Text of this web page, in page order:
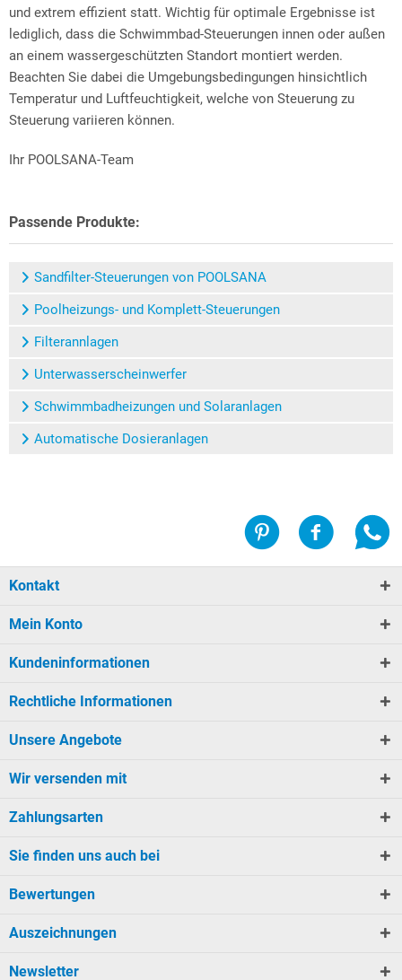
und extrem effizient statt. Wichtig für optimale Ergebnisse ist
lediglich, dass die Schwimmbad-Steuerungen innen oder außen
an einem wassergeschützten Standort montiert werden.
Beachten Sie dabei die Umgebungsbedingungen hinsichtlich
Temperatur und Luftfeuchtigkeit, welche von Steuerung zu
Steuerung variieren können.
Ihr POOLSANA-Team
Passende Produkte:
Sandfilter-Steuerungen von POOLSANA
Poolheizungs- und Komplett-Steuerungen
Filterannlagen
Unterwasserscheinwerfer
Schwimmbadheizungen und Solaranlagen
Automatische Dosieranlagen
Kontakt
Mein Konto
Kundeninformationen
Rechtliche Informationen
Unsere Angebote
Wir versenden mit
Zahlungsarten
Sie finden uns auch bei
Bewertungen
Auszeichnungen
Newsletter